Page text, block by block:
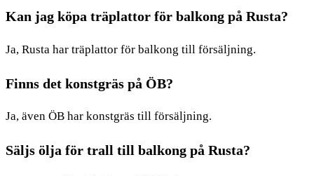
Kan jag köpa träplattor för balkong på Rusta?
Ja, Rusta har träplattor för balkong till försäljning.
Finns det konstgräs på ÖB?
Ja, även ÖB har konstgräs till försäljning.
Säljs ölja för trall till balkong på Rusta?